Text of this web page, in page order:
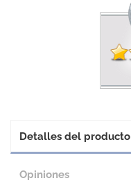
Detalles del producto
Opiniones